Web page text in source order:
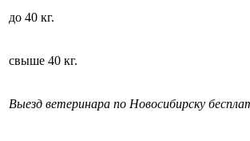
до 40 кг.
свыше 40 кг.
Выезд ветеринара по Новосибирску